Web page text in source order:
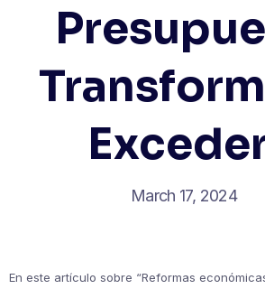
March 17, 2024
En este artículo sobre “Reformas